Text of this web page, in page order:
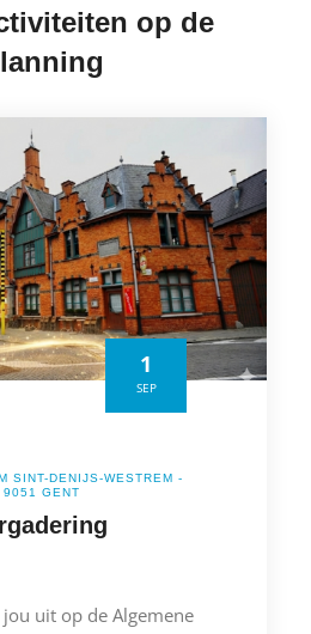
op de
1
SEP
SINT-DENIJS-WESTREM -
GENT
uit op de Algemene